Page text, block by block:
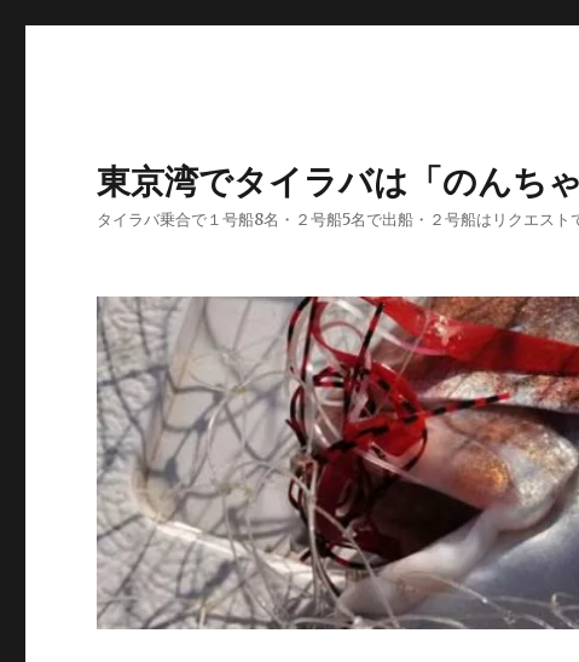
東京湾でタイラバは「のんち
タイラバ乗合で１号船8名・２号船5名で出船・２号船はリクエス